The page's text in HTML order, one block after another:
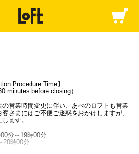
Procedure Time】
minutes before closing）
営業時間変更に伴い、あべのロフトも営業
さまにはご不便ご迷惑をおかけしますが、
ます。
分～19時00分
20時00分